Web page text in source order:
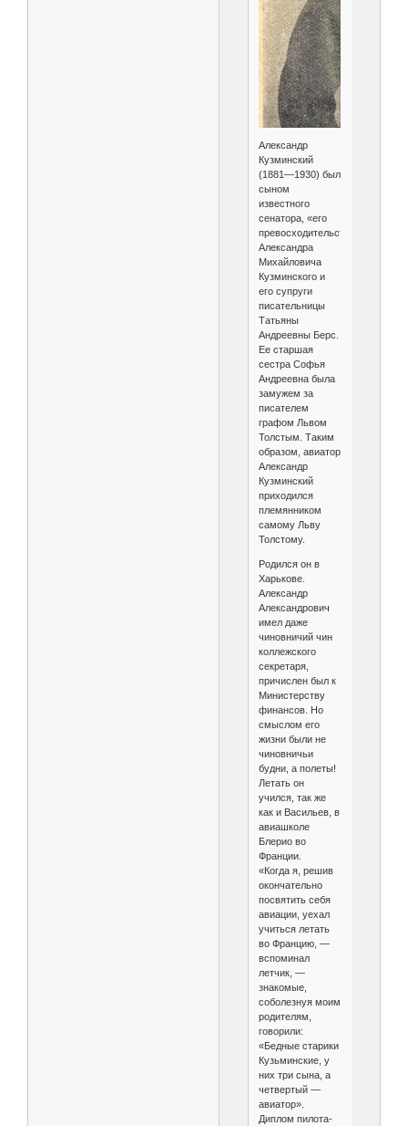
Александр
Кузминский
(1881—1930) был
сыном
известного
сенатора, «его
превосходительства»
Александра
Михайловича
Кузминского и
его супруги
писательницы
Татьяны
Андреевны Берс.
Ее старшая
сестра Софья
Андреевна была
замужем за
писателем
графом Львом
Толстым. Таким
образом, авиатор
Александр
Кузминский
приходился
племянником
самому Льву
Толстому.
Родился он в
Харькове.
Александр
Александрович
имел даже
чиновничий чин
коллежского
секретаря,
причислен был к
Министерству
финансов. Но
смыслом его
жизни были не
чиновничьи
будни, а полеты!
Летать он
учился, так же
как и Васильев, в
авиашколе
Блерио во
Франции.
«Когда я, решив
окончательно
посвятить себя
авиации, уехал
учиться летать
во Францию, —
вспоминал
летчик, —
знакомые,
соболезнуя моим
родителям,
говорили:
«Бедные старики
Кузьминские, у
них три сына, а
четвертый —
авиатор».
Диплом пилота-